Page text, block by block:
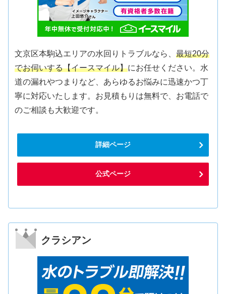
文京区本駒込エリアの水回りトラブルなら、最短20分
でお伺いする【イースマイル】にお任せください。水
道の漏れやつまりなど、あらゆるお悩みに迅速かつ丁
寧に対応いたします。お見積もりは無料で、お電話で
のご相談も大歓迎です。
詳細ページ
公式ページ
クラシアン